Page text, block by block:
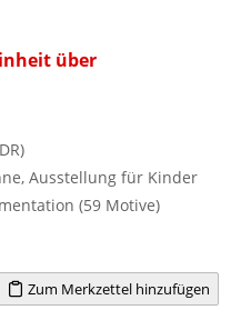
über
Ausstellung für Kinder
(59 Motive)
Zum Merkzettel hinzufügen